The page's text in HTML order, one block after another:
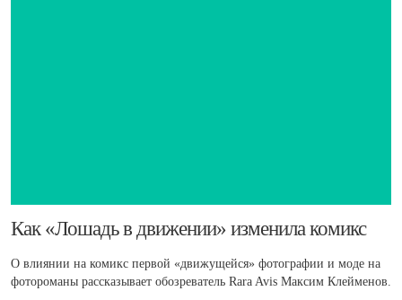
​Как «Лошадь в движении» изменила комикс
О влиянии на комикс первой «движущейся» фотографии и моде на
фотороманы рассказывает обозреватель Rara Avis Максим Клейменов.